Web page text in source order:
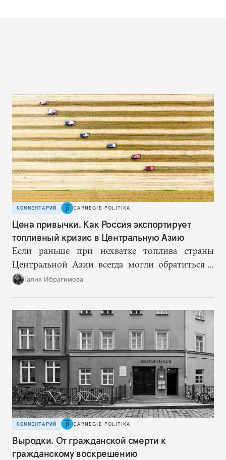
КОММЕНТАРИЙ CARNEGIE POLITIKA
Цена привычки. Как Россия экспортирует
топливный кризис в Центральную Азию
Если раньше при нехватке топлива страны
Центральной Азии всегда могли обратиться к
Москве за дополнительными объемами, то
Галия Ибрагимова
КОММЕНТАРИЙ CARNEGIE POLITIKA
Выродки. От гражданской смерти к
гражданскому воскрешению